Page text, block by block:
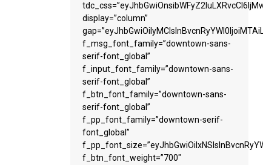
display=”column”
f_msg_font_family=”downtown-sans-
serif-font_global”
f_input_font_family=”downtown-sans-
serif-font_global”
f_btn_font_family=”downtown-sans-
serif-font_global”
f_pp_font_family=”downtown-serif-
font_global”
f_btn_font_weight=”700″